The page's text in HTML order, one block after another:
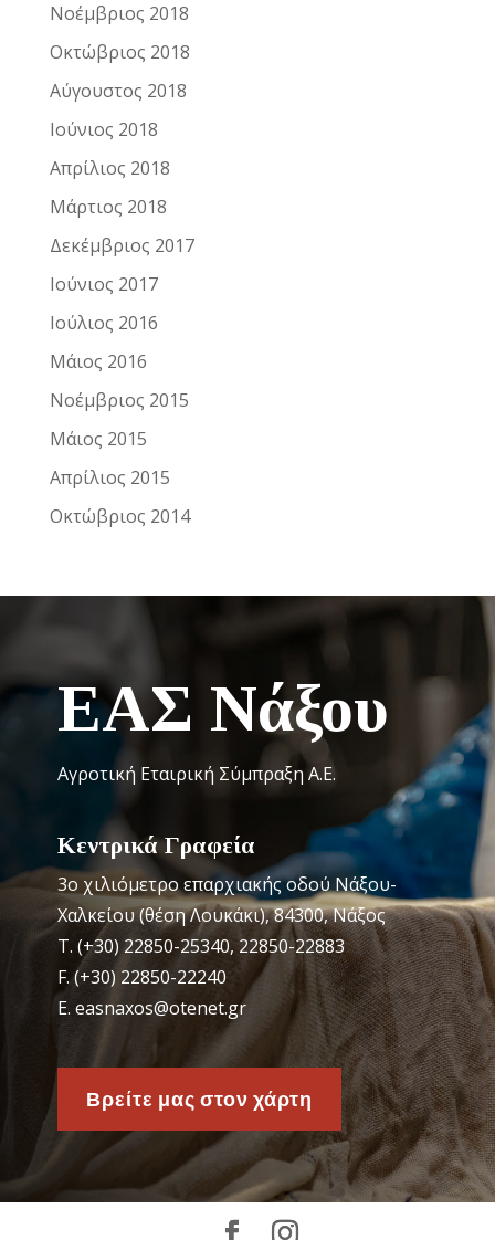
Νοέμβριος 2018
Οκτώβριος 2018
Αύγουστος 2018
Ιούνιος 2018
Απρίλιος 2018
Μάρτιος 2018
Δεκέμβριος 2017
Ιούνιος 2017
Ιούλιος 2016
Μάιος 2016
Νοέμβριος 2015
Μάιος 2015
Απρίλιος 2015
Οκτώβριος 2014
ΕΑΣ Νάξου
Αγροτική Εταιρική Σύμπραξη Α.Ε.
Κεντρικά Γραφεία
3o χιλιόμετρο επαρχιακής οδού Νάξου-
Χαλκείου (θέση Λουκάκι), 84300, Νάξος
Τ. (+30) 22850-25340, 22850-22883
F. (+30) 22850-22240
Ε. easnaxos@otenet.gr
Βρείτε μας στον χάρτη